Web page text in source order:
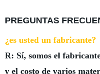
PREGUNTAS
¿es usted un fabricante?
R: Sí, somos el
y el costo de varios